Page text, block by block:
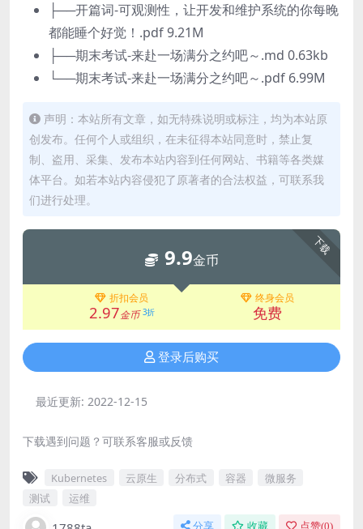
├──开篇词-可观测性，让开发和维护系统的你每晚
都能睡个好觉！.pdf 9.21M
├──期末考试-来赴一场满分之约吧～.md 0.63kb
└──期末考试-来赴一场满分之约吧～.pdf 6.99M
声明：本站所有文章，如无特殊说明或标注，均为本站原
创发布。任何个人或组织，在未征得本站同意时，禁止复
制、盗用、采集、发布本站内容到任何网站、书籍等各类媒
体平台。如若本站内容侵犯了原著者的合法权益，可联系我
们进行处理。
下载
9.9金币
折扣会员
2.97金币 3折
终身会员
免费
登录后购买
最近更新: 2022-12-15
下载遇到问题？可联系客服或反馈
Kubernetes 云原生 分布式 容器
微服务
测试
运维
分享 收藏 点赞(0)